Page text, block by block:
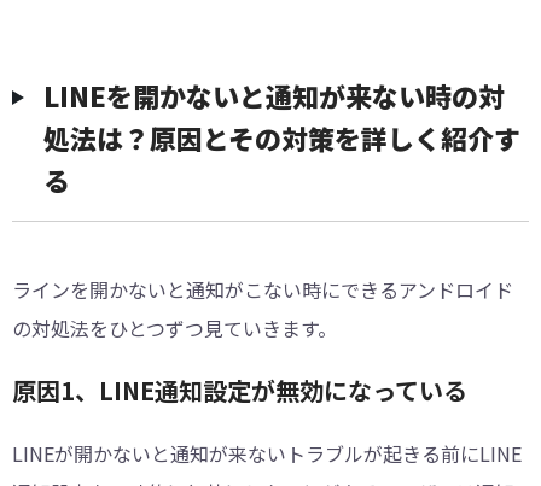
LINEを開かないと通知が来ない時の対
処法は？原因とその対策を詳しく紹介す
る
ラインを開かないと通知がこない時にできるアンドロイド
の対処法をひとつずつ見ていきます。
原因1、LINE通知設定が無効になっている
LINEが開かないと通知が来ないトラブルが起きる前にLINE